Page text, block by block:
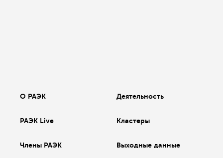
О РАЭК Деятельность
РАЭК Live Кластеры
Члены РАЭК Выходные данные